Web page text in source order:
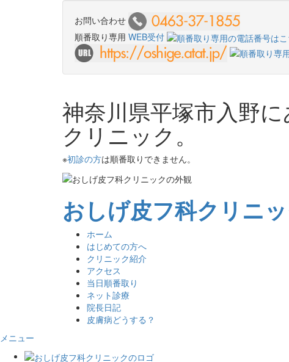
お問い合わせ
順番取り専用 WEB受付
神奈川県平塚市入野
クリニック。
※初診の方は順番取りできません。
おしげ皮フ科クリニ
ホーム
はじめての方へ
クリニック紹介
アクセス
当日順番取り
ネット診療
院長日記
皮膚病どうする？
メニュー